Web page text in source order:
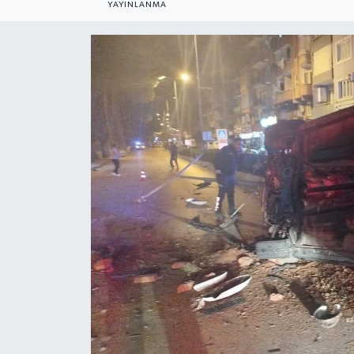
YAYINLANMA